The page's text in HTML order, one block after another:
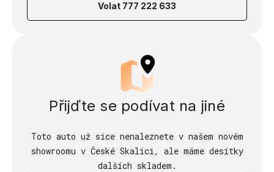
Volat 777 222 633
Přijďte se podívat na jiné
Toto auto už sice nenaleznete v našem novém
showroomu v České Skalici, ale máme desítky
dalších skladem.